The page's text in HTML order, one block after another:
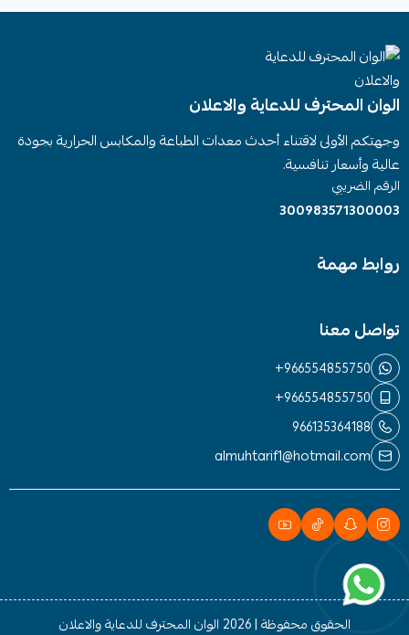
الوان المحترف للدعاية والاعلان
وجهتكم الأولى لاقتناء أحدث معدات الطباعة والمكابس الحرارية بجودة
عالية وأسعار تنافسية.
الرقم الضريبي
300983571300003
روابط مهمة
تواصل معنا
+966554855750
+966554855750
966135364188
almuhtarif1@hotmail.com
الحقوق محفوظة | 2026 الوان المحترف للدعاية والاعلان